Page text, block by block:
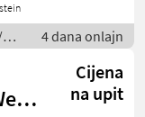
4 dana onlajn
Cijena
na upit